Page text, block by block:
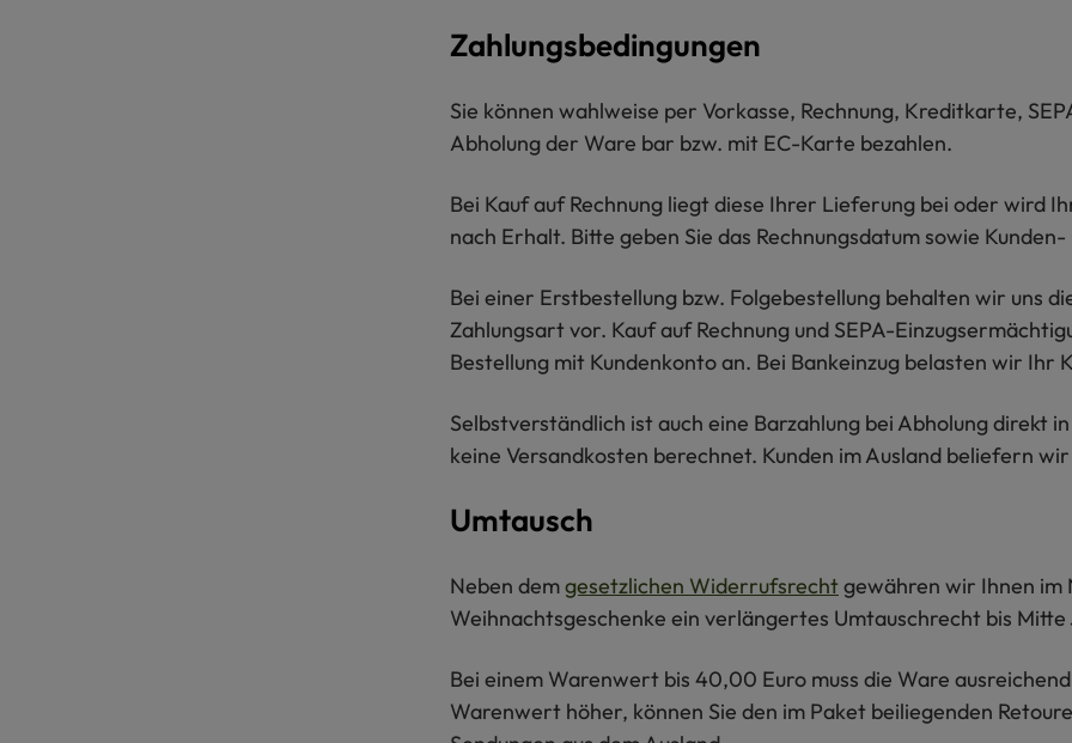
Zahlungsbedingungen
Sie können wahlweise per Vorkasse, Rechnung, Kreditkarte,
Abholung der Ware bar bzw. mit EC-Karte bezahlen.
Bei Kauf auf Rechnung liegt diese Ihrer Lieferung bei oder wird
nach Erhalt. Bitte geben Sie das Rechnungsdatum sowie
Bei einer Erstbestellung bzw. Folgebestellung behalten wir uns
Zahlungsart vor. Kauf auf Rechnung und SEPA-
Bestellung mit Kundenkonto an. Bei Bankeinzug belasten wir Ihr
Selbstverständlich ist auch eine Barzahlung bei Abholung direkt
keine Versandkosten berechnet. Kunden im Ausland beliefern
Umtausch
Neben demgesetzlichen Widerrufsrechtgewähren wir Ihnen im
Weihnachtsgeschenke ein verlängertes Umtauschrecht bis
Bei einem Warenwert bis 40,00 Euro muss die Ware
Warenwert höher, können Sie den im Paket beiliegenden